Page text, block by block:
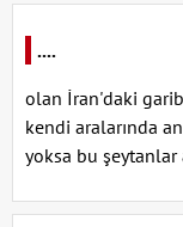
....
olan İran'daki
kendi aralarında
yoksa bu şeytanlar